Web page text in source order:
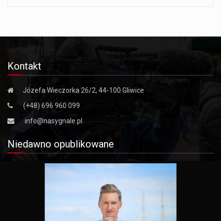
Kontakt
Józefa Wieczorka 26/2, 44-100 Gliwice
(+48) 696 960 099
info@nasygnale.pl
Niedawno opublikowane